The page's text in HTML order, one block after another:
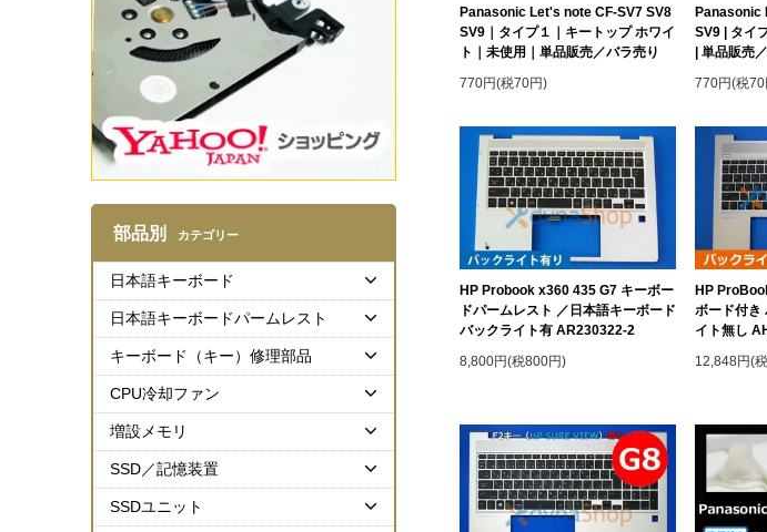
Panasonic Let's note CF-SV7 SV8
SV9｜タイプ１｜キートップ ホワイ
ト｜未使用｜単品販売／バラ売り
770円(税70円)
Panasonic
SV9 | タイ
| 単品販売
770円(税70
HP Probook x360 435 G7 キーボー
ドパームレスト ／日本語キーボード
バックライト有 AR230322-2
8,800円(税800円)
HP
ボード付き
イト無し
12,848円(
部品別 カテゴリー
日本語キーボード
日本語キーボードパームレスト
キーボード（キー）修理部品
CPU冷却ファン
増設メモリ
SSD／記憶装置
SSDユニット